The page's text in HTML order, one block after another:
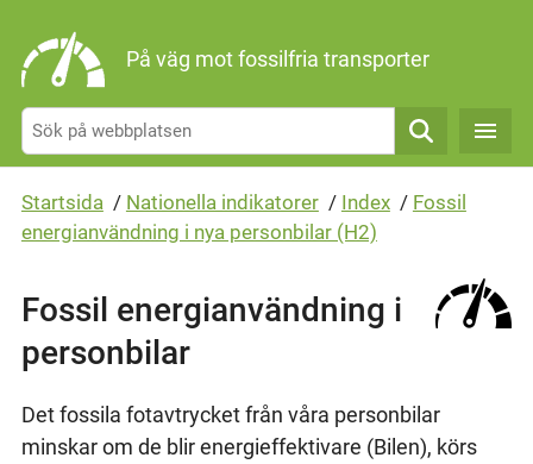
På väg mot fossilfria transporter
Sök
Startsida / Nationella indikatorer / Index / Fossil
energianvändning i nya personbilar (H2)
Fossil energianvändning i
personbilar
Det fossila fotavtrycket från våra personbilar
minskar om de blir energieffektivare (Bilen), körs